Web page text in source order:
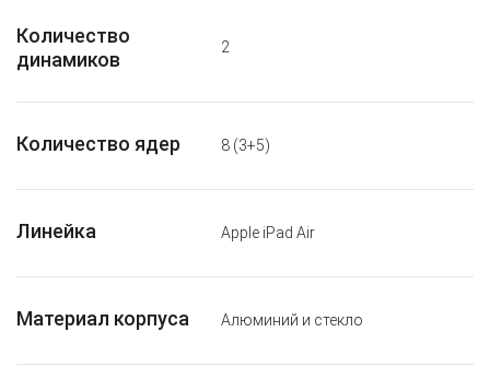
Количество
динамиков
2
Количество ядер 8 (3+5)
Линейка Apple iPad Air
Материал корпуса Алюминий и стекло